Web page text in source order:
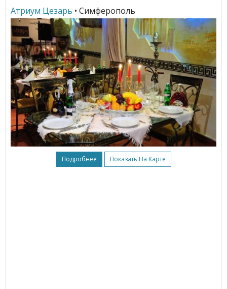
Атриум Цезарь • Симферополь
Подробнее Показать На Карте